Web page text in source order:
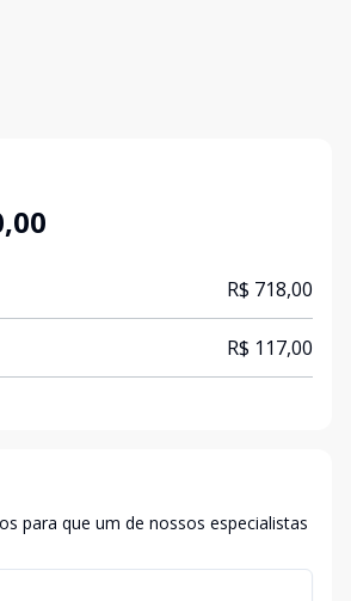
R$ 718,00
R$ 117,00
para que um de nossos especialistas